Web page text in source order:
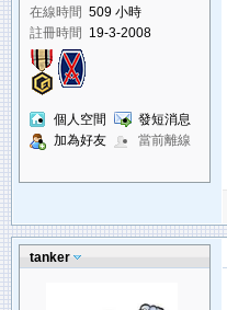
在線時間 509 小時
註冊時間
19-3-2008
個人空間
發短消息
加為好友
當前離線
tanker